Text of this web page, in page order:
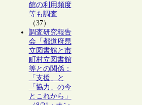
館の利用頻度
等も調査
（37）
調査研究報告
会「都道府県
立図書館と市
町村立図書館
等との関係：
「支援」と
「協力」の今
とこれから」